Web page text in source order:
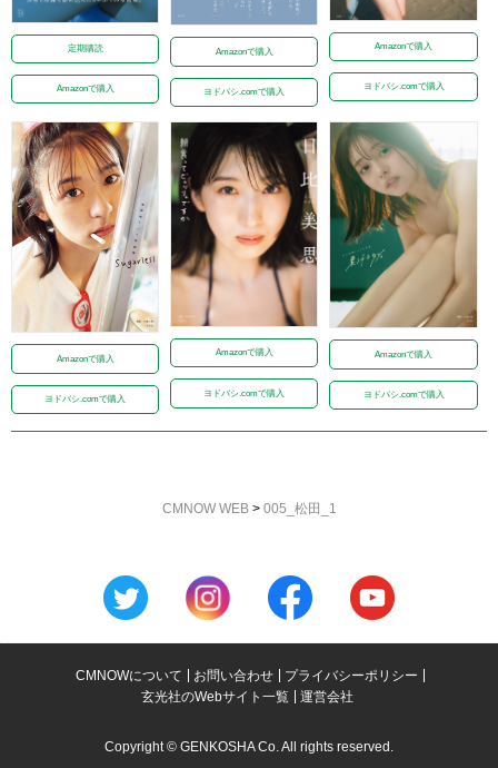
定期購読
Amazonで購入
Amazonで購入
ヨドバシ.comで購入
Amazonで購入
ヨドバシ.comで購入
Amazonで購入
ヨドバシ.comで購入
Amazonで購入
ヨドバシ.comで購入
Amazonで購入
ヨドバシ.comで購入
CMNOW WEB> 005_松田_1
CMNOWについて お問い合わせ
プライバシーポリシー
玄光社のWebサイト一覧
運営会社
Copyright © GENKOSHA Co. All rights reserved.